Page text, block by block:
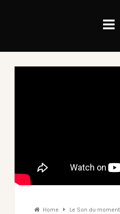
Home Le Son du moment